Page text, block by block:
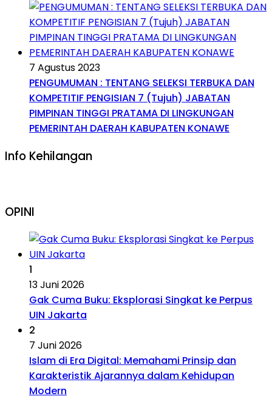
7 Agustus 2023
PENGUMUMAN : TENTANG SELEKSI TERBUKA DAN
KOMPETITIF PENGISIAN 7 (Tujuh) JABATAN
PIMPINAN TINGGI PRATAMA DI LINGKUNGAN
PEMERINTAH DAERAH KABUPATEN KONAWE
Info Kehilangan
OPINI
1
13 Juni 2026
Gak Cuma Buku: Eksplorasi Singkat ke Perpus
UIN Jakarta
2
7 Juni 2026
Islam di Era Digital: Memahami Prinsip dan
Karakteristik Ajarannya dalam Kehidupan
Modern